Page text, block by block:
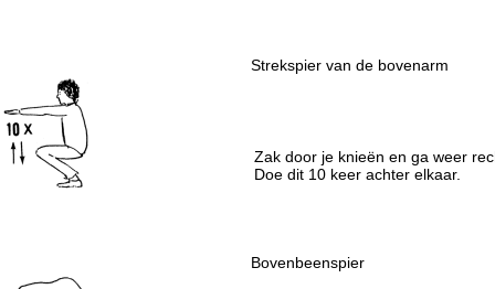
Strekspier van de bovenarm
Zak door je knieën en ga weer
Doe dit 10 keer achter elkaar.
Bovenbeenspier